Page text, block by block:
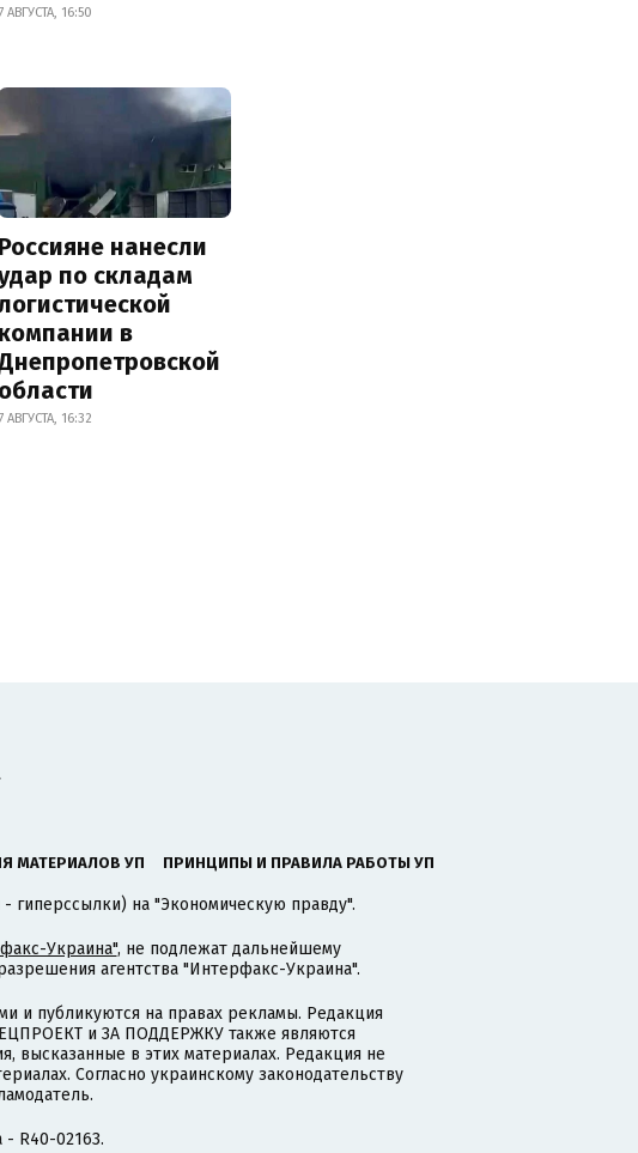
АВГУСТА, 16:50
Россияне нанесли
по складам
компании в
области
АВГУСТА, 16:32
МАТЕРИАЛОВ УП ПРИНЦИПЫ И ПРАВИЛА РАБОТЫ УП
гиперссылки) на "Экономическую правду".
Украина", не подлежат дальнейшему
агентства "Интерфакс-Украина".
публикуются на правах рекламы. Редакция
и ЗА ПОДДЕРЖКУ также являются
высказанные в этих материалах. Редакция не
Согласно украинскому законодательству
R40-02163.